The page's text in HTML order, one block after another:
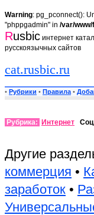
Warning: pg_pconnect():
"phppgadmin" in /var/
Rusbic интернет
русскоязычных сайтов
cat.rusbic.ru
• Рубрики • Правила •
Рубрика: Интернет
Другие
коммерция •
заработок •